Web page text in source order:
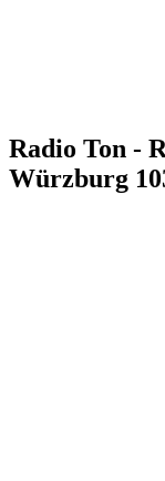
Radio Ton -
Würzburg